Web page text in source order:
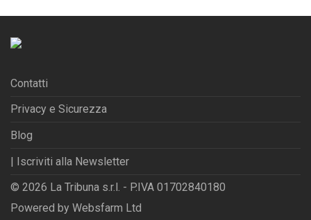
Contatti
Privacy e Sicurezza
Blog
| Iscriviti alla Newsletter
© 2026 La Tribuna s.r.l. - P.IVA 01702840180
Powered by Websfarm Ltd